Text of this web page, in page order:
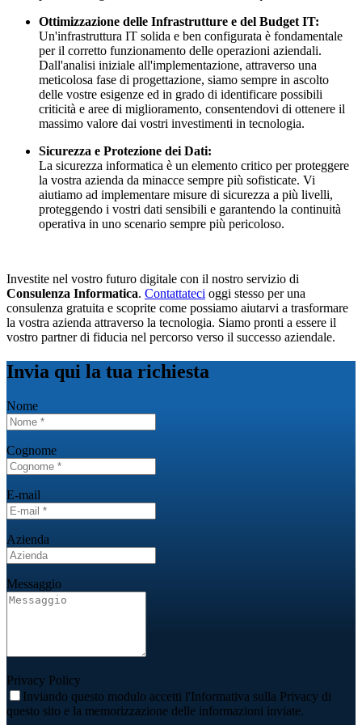
Ottimizzazione delle Infrastrutture e del Budget IT:
Un'infrastruttura IT solida e ben configurata è fondamentale
per il corretto funzionamento delle operazioni aziendali.
Dall'analisi iniziale all'implementazione, attraverso una
meticolosa fase di progettazione, siamo sempre in ascolto
delle vostre esigenze ed in grado di identificare possibili
criticità e aree di miglioramento, consentendovi di ottenere il
massimo valore dai vostri investimenti in tecnologia.
Sicurezza e Protezione dei Dati:
La sicurezza informatica è un elemento critico per proteggere
la vostra azienda da minacce sempre più sofisticate. Vi
aiutiamo ad implementare misure di sicurezza a più livelli,
proteggendo i vostri dati sensibili e garantendo la continuità
operativa in uno scenario sempre più pericoloso.
Investite nel vostro futuro digitale con il nostro servizio di
Consulenza Informatica. Contattateci oggi stesso per una
consulenza gratuita e scoprite come possiamo aiutarvi a trasformare
la vostra azienda attraverso la tecnologia. Siamo pronti a essere il
vostro partner di fiducia nel percorso verso il successo aziendale.
Invia qui la tua richiesta
Nome
Cognome
E-mail
Azienda
Messaggio
Privacy Policy
Inviando questo modulo accetti l'Informativa sulla Privacy di
questo sito e la memorizzazione delle informazioni inviate.